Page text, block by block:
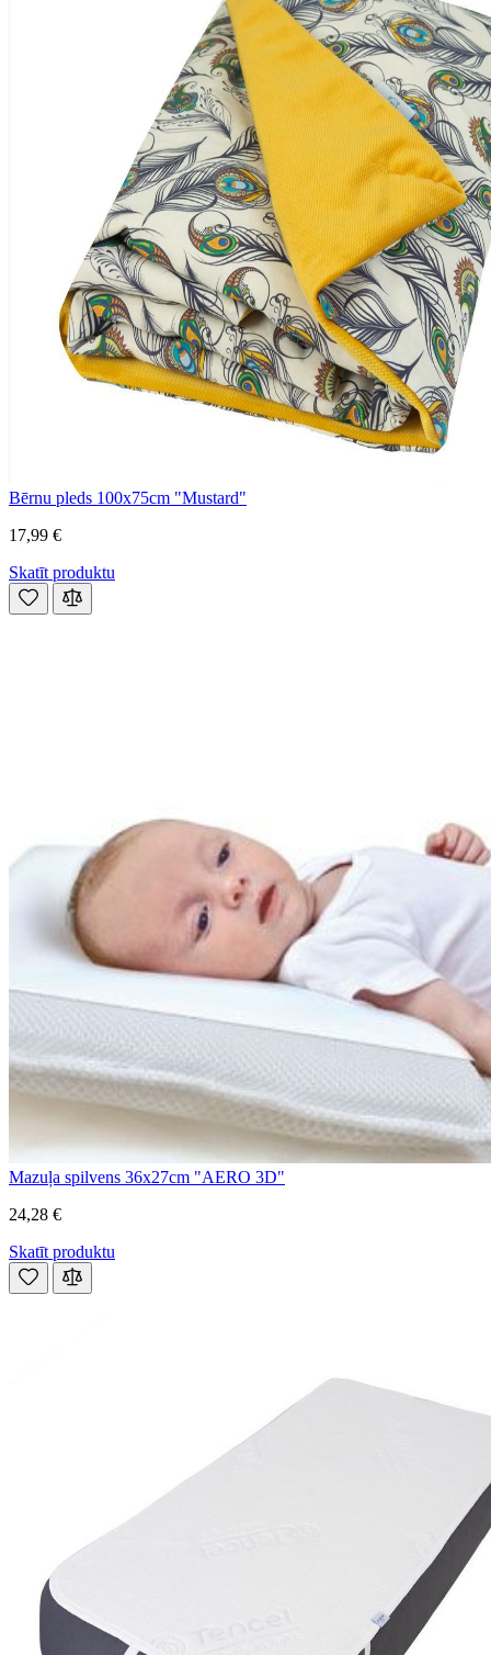
Bērnu pleds 100x75cm "Mustard"
17,99 €
Skatīt produktu
Mazuļa spilvens 36x27cm "AERO 3D"
24,28 €
Skatīt produktu